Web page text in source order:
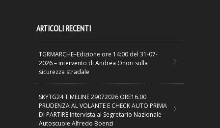
ARTICOLI RECENTI
TGRMARCHE–Edizione ore 14:00 del 31-07-
2026 – intervento di Andrea Onori sulla
sicurezza stradale
SKYTG24 TIMELINE 29072026 ORE16.00
PRUDENZA AL VOLANTE E CHECK AUTO PRIMA
DI PARTIRE Intervista al Segretario Nazionale
Autoscuole Alfredo Boenzi